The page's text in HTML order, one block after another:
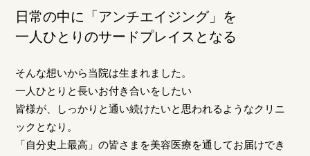
日常の中に「アンチエイジング」を
一人ひとりのサードプレイスとなる
そんな想いから当院は生まれました。
一人ひとりと長いお付き合いをしたい
皆様が、しっかりと通い続けたいと思われるようなクリニ
ックとなり。
「自分史上最高」の皆さまを美容医療を通してお届けでき